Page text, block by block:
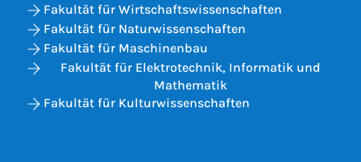
Fakultät für Wirtschaftswissenschaften
Fakultät für Naturwissenschaften
Fakultät für Maschinenbau
Fakultät für Elektrotechnik, Informatik und
Mathematik
Fakultät für Kulturwissenschaften